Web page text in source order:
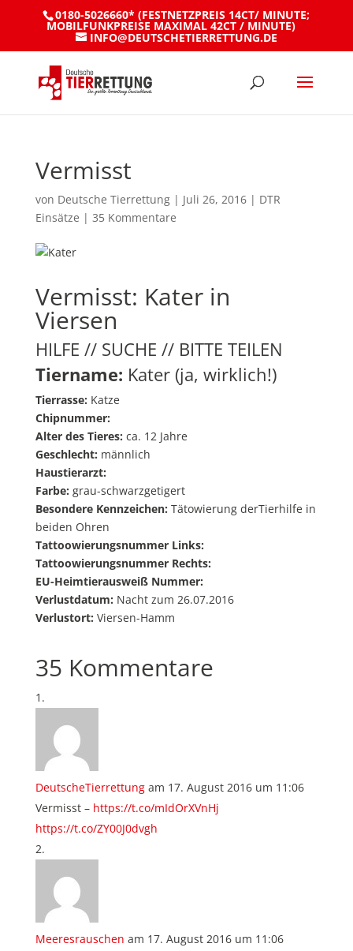
0180-5026660* (FESTNETZPREIS 14CT/ MINUTE;
MOBILFUNKPREISE MAXIMAL 42CT / MINUTE)
INFO@DEUTSCHETIERRETTUNG.DE
Vermisst
von Deutsche Tierrettung| Juli 26, 2016| DTR
Einsätze | 35 Kommentare
Vermisst: Kater in
Viersen
HILFE // SUCHE // BITTE TEILEN
Tiername: Kater (ja, wirklich!)
Tierrasse: Katze
Chipnummer:
Alter des Tieres: ca. 12 Jahre
Geschlecht: männlich
Haustierarzt:
Farbe: grau-schwarzgetigert
Besondere Kennzeichen: Tätowierung derTierhilfe in
beiden Ohren
Tattoowierungsnummer Links:
Tattoowierungsnummer Rechts:
EU-Heimtierausweiß Nummer:
Verlustdatum: Nacht zum 26.07.2016
Verlustort: Viersen-Hamm
35 Kommentare
DeutscheTierrettung am 17. August 2016 um 11:06
Vermisst – https://t.co/mIdOrXVnHj
https://t.co/ZY00J0dvgh
Meeresrauschen am 17. August 2016 um 11:06